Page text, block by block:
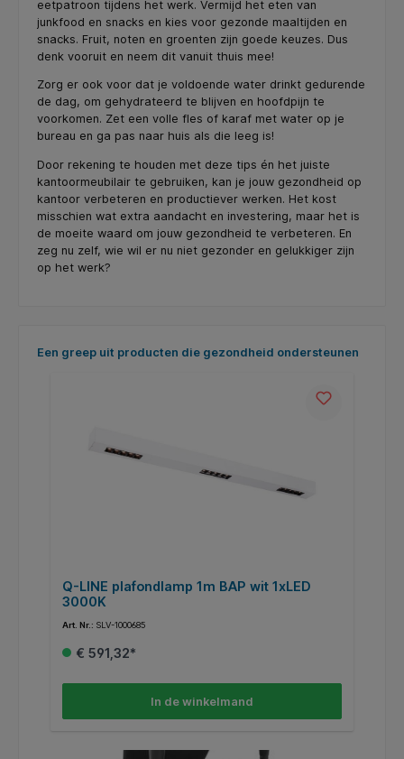
eetpatroon tijdens het werk. Vermijd het eten van
junkfood en snacks en kies voor gezonde maaltijden en
snacks. Fruit, noten en groenten zijn goede keuzes. Dus
denk vooruit en neem dit vanuit thuis mee!
Zorg er ook voor dat je voldoende water drinkt gedurende
de dag, om gehydrateerd te blijven en hoofdpijn te
voorkomen. Zet een volle fles of karaf met water op je
bureau en ga pas naar huis als die leeg is!
Door rekening te houden met deze tips én het juiste
kantoormeubilair te gebruiken, kan je jouw gezondheid op
kantoor verbeteren en productiever werken. Het kost
misschien wat extra aandacht en investering, maar het is
de moeite waard om jouw gezondheid te verbeteren. En
zeg nu zelf, wie wil er nu niet gezonder en gelukkiger zijn
op het werk?
Productgalerij overslaan
Een greep uit producten die gezondheid ondersteunen
Q-LINE plafondlamp 1m BAP wit 1xLED
3000K
Art. Nr.: SLV-1000685
€ 591,32*
In de winkelmand